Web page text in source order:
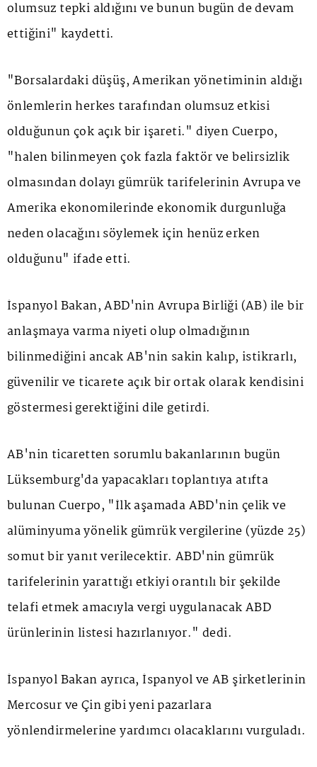
olumsuz tepki aldığını ve bunun bugün de devam
ettiğini" kaydetti.
"Borsalardaki düşüş, Amerikan yönetiminin aldığı
önlemlerin herkes tarafından olumsuz etkisi
olduğunun çok açık bir işareti." diyen Cuerpo,
"halen bilinmeyen çok fazla faktör ve belirsizlik
olmasından dolayı gümrük tarifelerinin Avrupa ve
Amerika ekonomilerinde ekonomik durgunluğa
neden olacağını söylemek için henüz erken
olduğunu" ifade etti.
İspanyol Bakan, ABD'nin Avrupa Birliği (AB) ile bir
anlaşmaya varma niyeti olup olmadığının
bilinmediğini ancak AB'nin sakin kalıp, istikrarlı,
güvenilir ve ticarete açık bir ortak olarak kendisini
göstermesi gerektiğini dile getirdi.
AB'nin ticaretten sorumlu bakanlarının bugün
Lüksemburg'da yapacakları toplantıya atıfta
bulunan Cuerpo, "İlk aşamada ABD'nin çelik ve
alüminyuma yönelik gümrük vergilerine (yüzde 25)
somut bir yanıt verilecektir. ABD'nin gümrük
tarifelerinin yarattığı etkiyi orantılı bir şekilde
telafi etmek amacıyla vergi uygulanacak ABD
ürünlerinin listesi hazırlanıyor." dedi.
İspanyol Bakan ayrıca, İspanyol ve AB şirketlerinin
Mercosur ve Çin gibi yeni pazarlara
yönlendirmelerine yardımcı olacaklarını vurguladı.